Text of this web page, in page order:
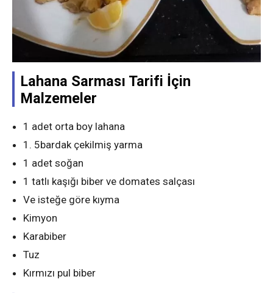
Lahana Sarması Tarifi İçin
Malzemeler
1 adet orta boy lahana
1. 5bardak çekilmiş yarma
1 adet soğan
1 tatlı kaşığı biber ve domates salçası
Ve isteğe göre kıyma
Kimyon
Karabiber
Tuz
Kırmızı pul biber